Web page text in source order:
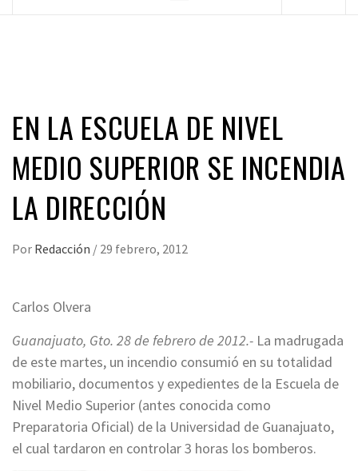
EN LA ESCUELA DE NIVEL
MEDIO SUPERIOR SE INCENDIA
LA DIRECCIÓN
Por Redacción / 29 febrero, 2012
Carlos Olvera
Guanajuato, Gto. 28 de febrero de 2012.- La madrugada
de este martes, un incendio consumió en su totalidad
mobiliario, documentos y expedientes de la Escuela de
Nivel Medio Superior (antes conocida como
Preparatoria Oficial) de la Universidad de Guanajuato,
el cual tardaron en controlar 3 horas los bomberos.